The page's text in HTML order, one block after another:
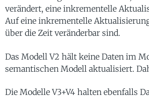
verändert, eine inkrementelle
Auf eine inkrementelle
über die Zeit veränderbar sind.
Das Modell V2 hält keine Daten im
semantischen Modell aktualisiert.
Die Modelle V3+V4 halten ebenfalls